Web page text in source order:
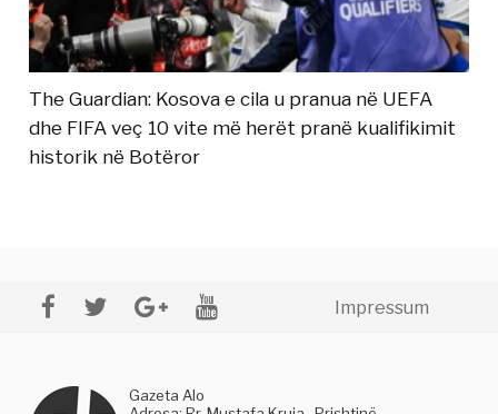
The Guardian: Kosova e cila u pranua në UEFA
dhe FIFA veç 10 vite më herët pranë kualifikimit
historik në Botëror
Impressum
Gazeta Alo